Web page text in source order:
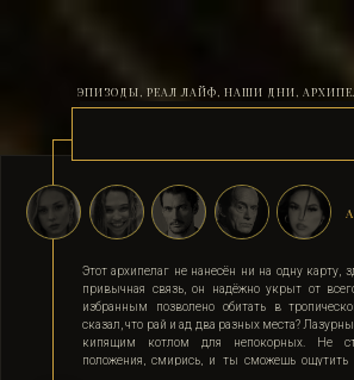
ЭПИЗОДЫ, РЕАЛ ЛАЙФ, НАШИ ДНИ,
Этот архипелаг не нанесён ни на одну карту,
привычная связь, он надёжно укрыт от
избранным позволено обитать в
сказал, что рай и ад два разных места?
кипящим котлом для непокорных. Не
положения, смирись, и ты сможешь ощутить